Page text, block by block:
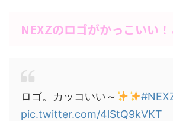
NEXZのロゴがかっこいい
ロゴ。カッコいい～
pic.twitter.com/4lStQ9kVKT